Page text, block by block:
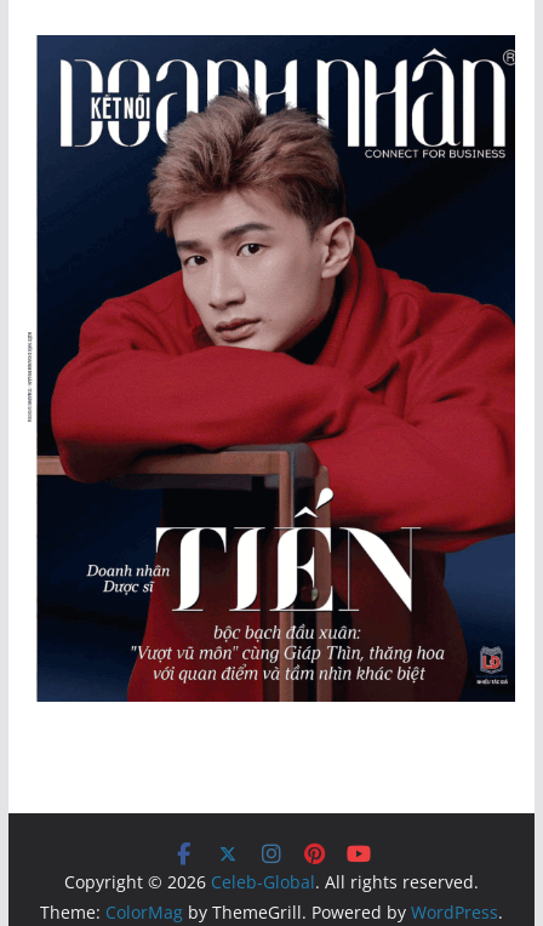
Copyright © 2026 Celeb-Global. All rights reserved.
Theme: ColorMagby ThemeGrill. Powered by WordPress.